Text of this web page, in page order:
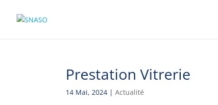
Prestation Vitrerie
14 Mai, 2024 |Actualité